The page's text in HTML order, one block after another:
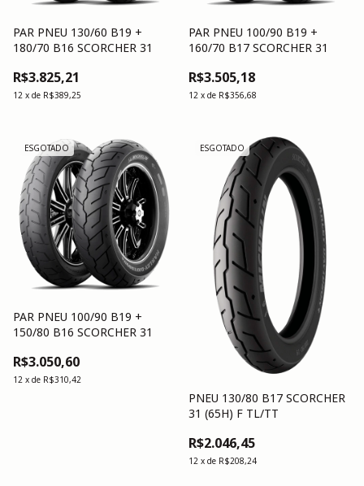
PAR PNEU 130/60 B19 +
180/70 B16 SCORCHER 31
R$3.825,21
12 x de R$389,25
PAR PNEU 100/90 B19 +
160/70 B17 SCORCHER 31
R$3.505,18
12 x de R$356,68
ESGOTADO
PAR PNEU 100/90 B19 +
150/80 B16 SCORCHER 31
R$3.050,60
12 x de R$310,42
ESGOTADO
PNEU 130/80 B17 SCORCHER
31 (65H) F TL/TT
R$2.046,45
12 x de R$208,24